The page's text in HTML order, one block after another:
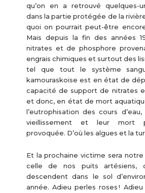
qu’on en a retrouvé quelques-
dans la partie protégée de la
quoi on pourrait peut-être
Mais depuis la fin des années
nitrates et de phosphore
engrais chimiques et surtout des
tel que tout le système
kamouraskoise est en état de
capacité de support de nitrates
et donc, en état de mort
l’eutrophisation des cours
vieillissement et leur mort
provoquée. D’où les algues et la
Et la prochaine victime sera notre
celle de nos puits artésiens,
descendent dans le sol
année. Adieu perles roses ! Adieu